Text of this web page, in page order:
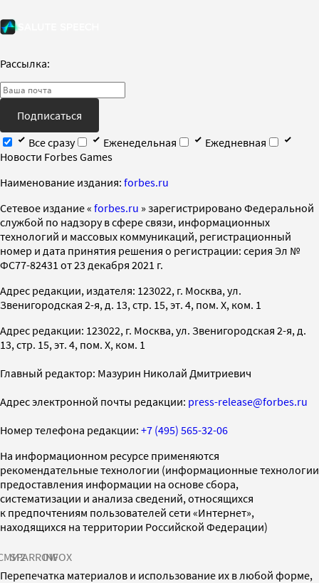
Рассылка:
Подписаться
Все сразу
Еженедельная
Ежедневная
Новости Forbes Games
Наименование издания: forbes.ru
Cетевое издание « forbes.ru » зарегистрировано Федеральной
службой по надзору в сфере связи, информационных
технологий и массовых коммуникаций, регистрационный
номер и дата принятия решения о регистрации: серия Эл №
ФС77-82431 от 23 декабря 2021 г.
Адрес редакции, издателя: 123022, г. Москва, ул.
Звенигородская 2-я, д. 13, стр. 15, эт. 4, пом. X, ком. 1
Адрес редакции: 123022, г. Москва, ул. Звенигородская 2-я, д.
13, стр. 15, эт. 4, пом. X, ком. 1
Главный редактор: Мазурин Николай Дмитриевич
Адрес электронной почты редакции: press-release@forbes.ru
Номер телефона редакции: +7 (495) 565-32-06
На информационном ресурсе применяются
рекомендательные технологии (информационные технологии
предоставления информации на основе сбора,
систематизации и анализа сведений, относящихся
к предпочтениям пользователей сети «Интернет»,
находящихся на территории Российской Федерации)
SPARROWINFOX
Перепечатка материалов и использование их в любой форме,